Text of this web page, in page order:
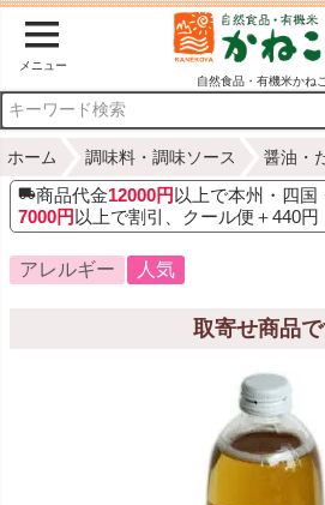
メニュー
自然食品・有機米かね
ホーム 調味料・調味ソース 醤油・
商品代金12000円 以上で本州・四国
7000円 以上で割引、クール便＋440円
アレルギー 人気
取寄せ商品